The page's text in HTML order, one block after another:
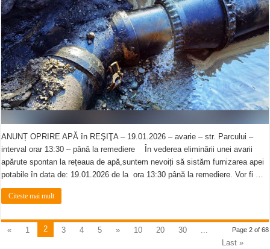
ANUNȚ OPRIRE APĂ în REŞIŢA – 19.01.2026 – avarie – str. Parcului –
interval orar 13:30 – până la remediere În vederea eliminării unei avarii
apărute spontan la rețeaua de apă,suntem nevoiți să sistăm furnizarea apei
potabile în data de: 19.01.2026 de la ora 13:30 până la remediere. Vor fi …
Citeste mai mult
Page 2 of 68
« 1 2 3 4 5 » 10 20 30
Last »